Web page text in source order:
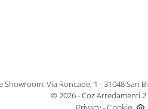
Showroom: Via Roncade, 1 - 31048 San
© 2026 - Coz Arredamenti 2